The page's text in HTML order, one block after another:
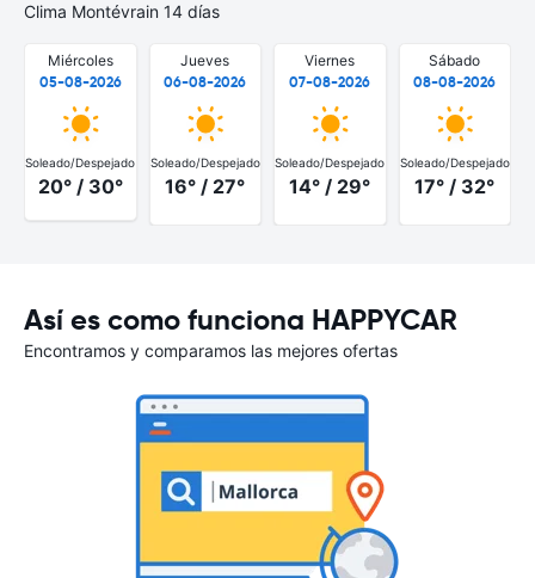
Clima Montévrain 14 días
Miércoles
05-08-2026
Soleado/Despejado
20° / 30°
Jueves
06-08-2026
Soleado/Despejado
16° / 27°
Viernes
07-08-2026
Soleado/Despejado
14° / 29°
Sábado
08-08-2026
Soleado/Despejado
17° / 32°
Así es como funciona HAPPYCAR
Encontramos y comparamos las mejores ofertas